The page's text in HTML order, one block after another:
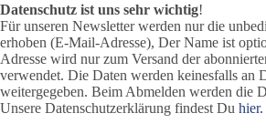
Datenschutz ist uns sehr wichtig!
Für unseren Newsletter werden nur die
erhoben (E-Mail-Adresse), Der Name ist
Adresse wird nur zum Versand der
verwendet. Die Daten werden keinesfalls an
weitergegeben. Beim Abmelden werden die
Unsere Datenschutzerklärung findest Du hier.